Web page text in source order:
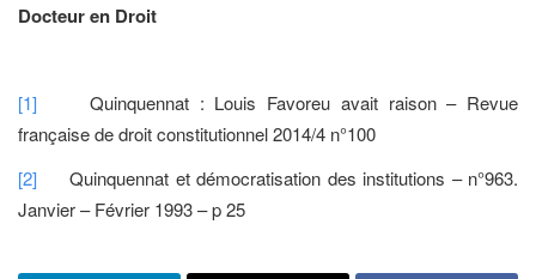
Docteur en Droit
[1] Quinquennat : Louis Favoreu avait raison – Revue
française de droit constitutionnel 2014/4 n°100
[2] Quinquennat et démocratisation des institutions – n°963.
Janvier – Février 1993 – p 25